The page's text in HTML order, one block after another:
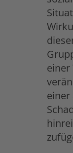
einer
einer